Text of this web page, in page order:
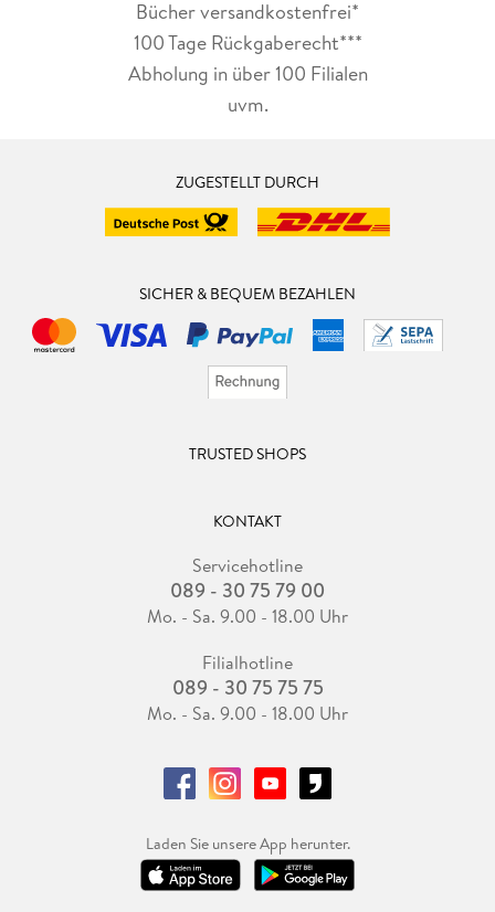
Bücher versandkostenfrei*
100 Tage Rückgaberecht***
Abholung in über 100 Filialen
uvm.
ZUGESTELLT DURCH
SICHER & BEQUEM BEZAHLEN
TRUSTED SHOPS
KONTAKT
Servicehotline
089 - 30 75 79 00
Mo. - Sa. 9.00 - 18.00 Uhr
Filialhotline
089 - 30 75 75 75
Mo. - Sa. 9.00 - 18.00 Uhr
Laden Sie unsere App herunter.